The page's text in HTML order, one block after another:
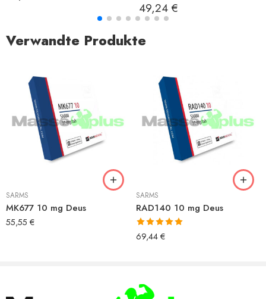
Bewertet mit
5.00von 5
49,24 €
Verwandte Produkte
SARMS
MK677 10 mg Deus
55,55 €
SARMS
RAD140 10 mg Deus
Bewertet mit
5.00von 5
69,44€